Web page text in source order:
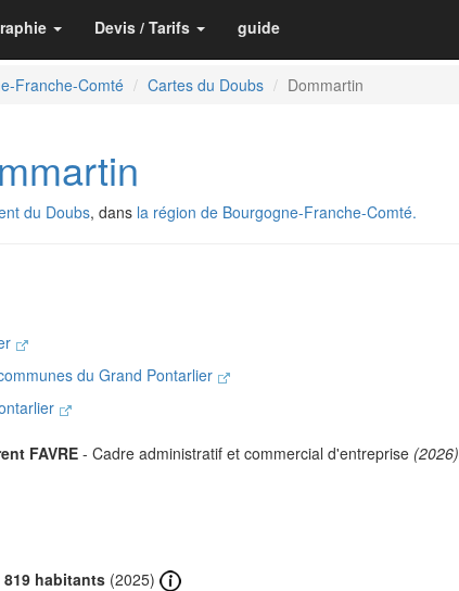
Devis / Tarifs guide
Franche-Comté Cartes du Doubs Dommartin
du Doubs, dans la région de Bourgogne-Franche-Comté.
du Grand Pontarlier
FAVRE - Cadre administratif et commercial d'entreprise (2026)
819 habitants (2025)